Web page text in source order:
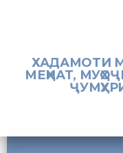
ХАДАМОТИ
МЕҲНАТ,